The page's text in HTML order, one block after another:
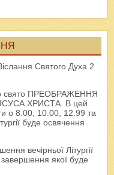
Святого Духа 2
свято ПРЕОБРАЖЕННЯ
ХРИСТА. В цей
о 8.00, 10.00, 12.99 та
буде освячення
вечірньої Літургії
якої буде